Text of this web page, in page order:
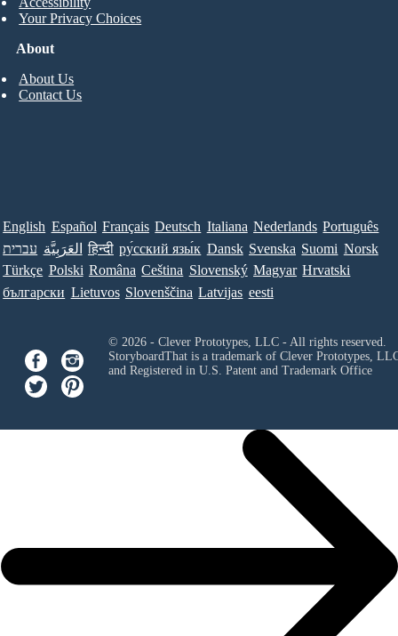
About
About Us
Contact Us
Your Privacy Choices
English Español Français Deutsch Italiana Nederlands Português
עברית العَرَبِيَّة हिन्दी ру́сский язы́к Dansk Svenska Suomi Norsk
Türkçe Polski Româna Ceština Slovenský Magyar Hrvatski
български Lietuvos Slovenščina Latvijas eesti
© 2026 - Clever Prototypes, LLC - All rights reserved.
StoryboardThat is a trademark of Clever Prototypes,
and Registered in U.S. Patent and Trademark Office